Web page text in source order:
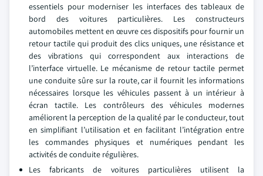
essentiels pour moderniser les interfaces des tableaux de
bord des voitures particulières. Les constructeurs
automobiles mettent en œuvre ces dispositifs pour fournir un
retour tactile qui produit des clics uniques, une résistance et
des vibrations qui correspondent aux interactions de
l’interface virtuelle. Le mécanisme de retour tactile permet
une conduite sûre sur la route, car il fournit les informations
nécessaires lorsque les véhicules passent à un intérieur à
écran tactile. Les contrôleurs des véhicules modernes
améliorent la perception de la qualité par le conducteur, tout
en simplifiant l’utilisation et en facilitant l’intégration entre
les commandes physiques et numériques pendant les
activités de conduite régulières.
Les fabricants de voitures particulières utilisent la